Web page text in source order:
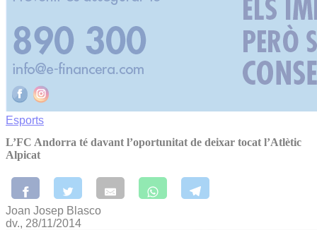
Esports
L’FC Andorra té davant l’oportunitat de deixar tocat l’Atlètic
Alpicat
Joan Josep Blasco
dv., 28/11/2014